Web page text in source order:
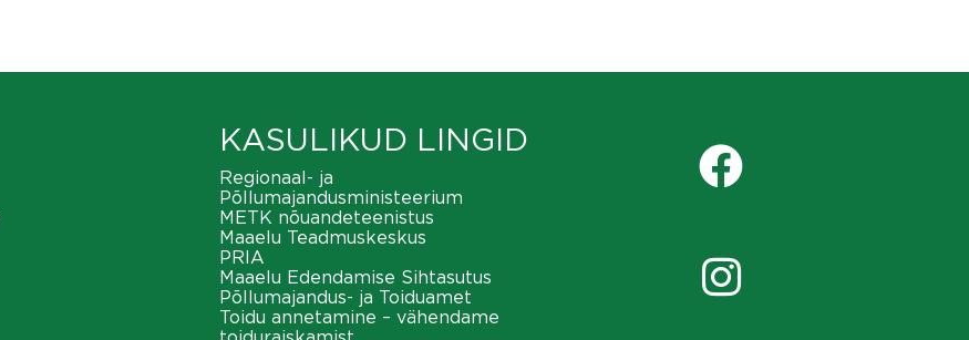
KASULIKUD LINGID
Regionaal- ja
Põllumajandusministeerium
METK nõuandeteenistus
Maaelu Teadmuskeskus
PRIA
Maaelu Edendamise Sihtasutus
Põllumajandus- ja Toiduamet
Toidu annetamine – vähendame